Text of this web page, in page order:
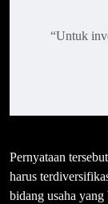
“Untuk
Pernyataan
harus
bidang usaha yang